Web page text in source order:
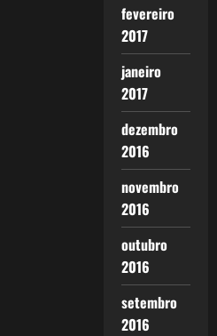
fevereiro
2017
janeiro
2017
dezembro
2016
novembro
2016
outubro
2016
setembro
2016